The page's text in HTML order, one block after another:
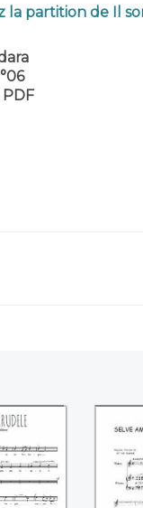
la partition de Il